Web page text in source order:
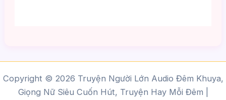
Copyright © 2026 Truyện Người Lớn Audio Đêm Khuya,
Giọng Nữ Siêu Cuốn Hút, Truyện Hay Mỗi Đêm |